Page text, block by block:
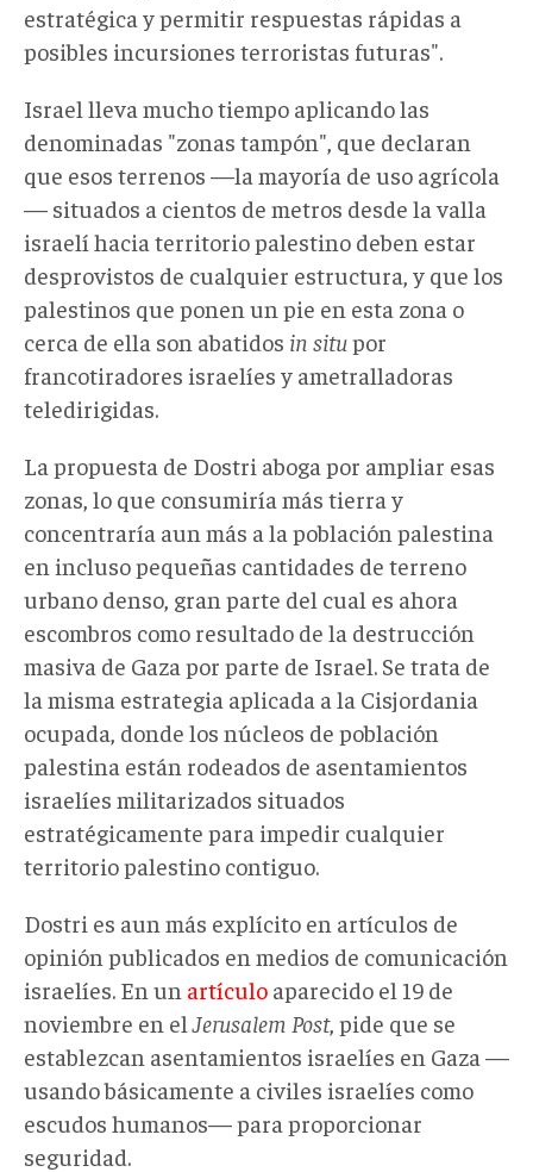
estratégica y permitir respuestas rápidas a
posibles incursiones terroristas futuras".
Israel lleva mucho tiempo aplicando las
denominadas "zonas tampón", que declaran
que esos terrenos —la mayoría de uso agrícola
— situados a cientos de metros desde la valla
israelí hacia territorio palestino deben estar
desprovistos de cualquier estructura, y que los
palestinos que ponen un pie en esta zona o
cerca de ella son abatidos in situpor
francotiradores israelíes y ametralladoras
teledirigidas.
La propuesta de Dostri aboga por ampliar esas
zonas, lo que consumiría más tierra y
concentraría aun más a la población palestina
en incluso pequeñas cantidades de terreno
urbano denso, gran parte del cual es ahora
escombros como resultado de la destrucción
masiva de Gaza por parte de Israel. Se trata de
la misma estrategia aplicada a la Cisjordania
ocupada, donde los núcleos de población
palestina están rodeados de asentamientos
israelíes militarizados situados
estratégicamente para impedir cualquier
territorio palestino contiguo.
Dostri es aun más explícito en artículos de
opinión publicados en medios de comunicación
israelíes. En un artículo aparecido el 19 de
noviembre en elJerusalem Post, pide que se
establezcan asentamientos israelíes en Gaza —
usando básicamente a civiles israelíes como
escudos humanos— para proporcionar
seguridad.